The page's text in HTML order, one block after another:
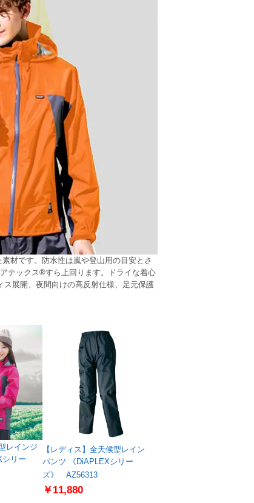
材です。防水性は嵐や登山用の目安とさ
テックス®すら上回ります。ドライな着心
展開、夜間向けの高反射仕様、足元保護
レインジ
シリー
【レディス】全天候型レイン
パンツ 《DiAPLEXシリー
ズ》 AZ56313
￥11,880